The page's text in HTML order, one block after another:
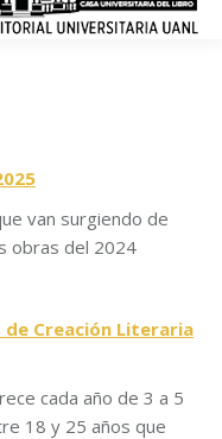
van surgiendo de
obras del 2024
Creación Literaria
cada año de 3 a 5
18 y 25 años que